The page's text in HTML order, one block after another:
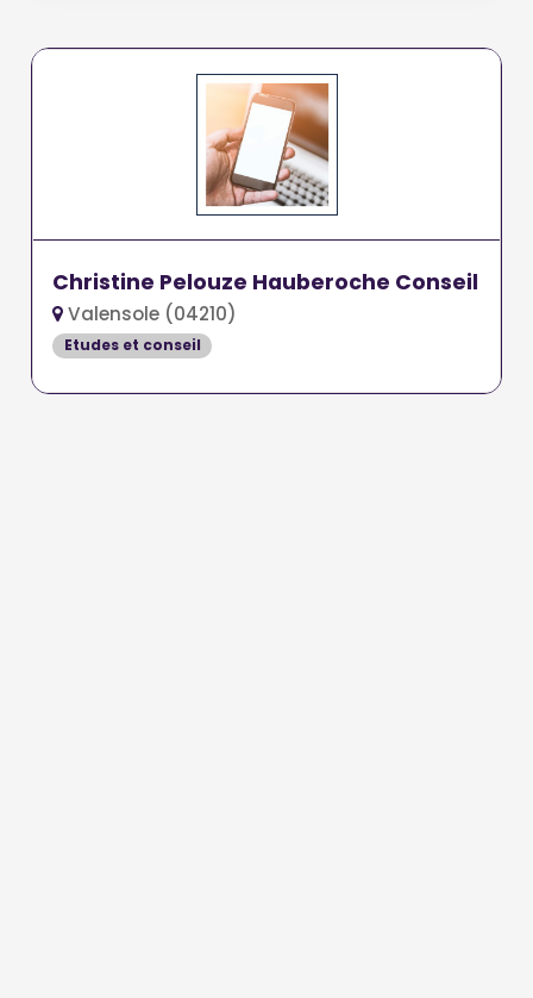
Christine Pelouze Hauberoche Conseil
Valensole (04210)
Etudes et conseil